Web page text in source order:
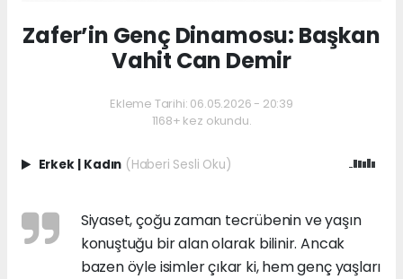
Zafer’in Genç Dinamosu: Başkan
Vahit Can Demir
Ekleme Tarihi: 06.05.2026 - 20:39
1168+ kez okundu.
Erkek Kadın (Haberi Sesli Oku)
Siyaset, çoğu zaman tecrübenin ve yaşın
konuştuğu bir alan olarak bilinir. Ancak
bazen öyle isimler çıkar ki, hem genç yaşları